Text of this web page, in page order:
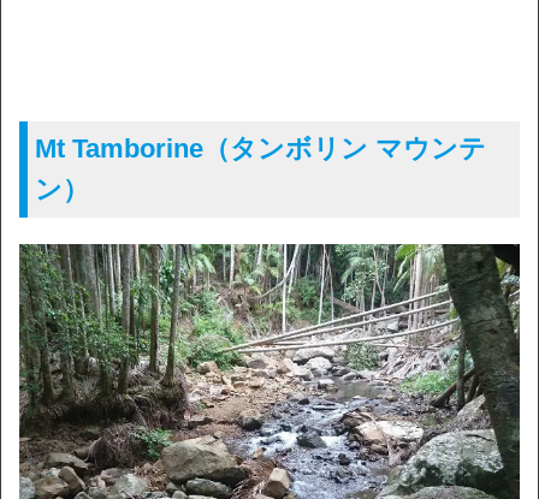
Mt Tamborine（タンボリン マウンテ
ン）